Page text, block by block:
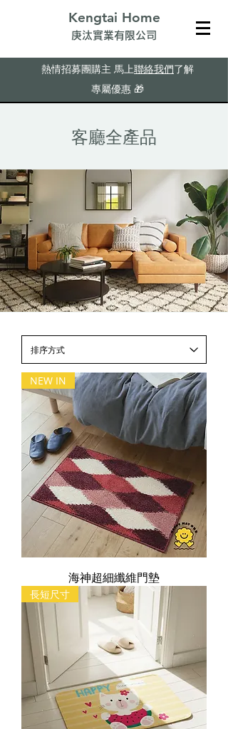
Kengtai Home
​庚汰實業有限公司
熱情招募團購主 馬上聯絡我們了解
專屬優惠 🎁
客廳全產品
NEW IN
海神超細纖維門墊
長短尺寸